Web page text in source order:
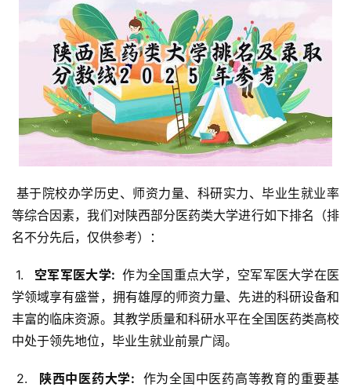
等综合因素，我们对陕西部分医药类大学进行如下排名（排
名不分先后，仅供参考）：
1.
  空军军医大学:
作为全国重点大学，空军军医大学在医
学领域享有盛誉，拥有雄厚的师资力量、先进的科研设备和
丰富的临床资源。其教学质量和科研水平在全国医药类高校
中处于领先地位，毕业生就业前景广阔。
2.
  陕西中医药大学:
作为全国中医药高等教育的重要基